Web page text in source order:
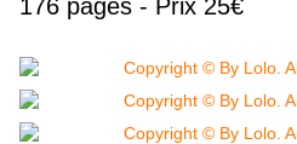
176 pages - Prix 25€